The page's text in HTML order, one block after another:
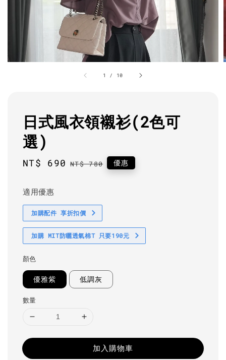
1 / 10
日式風衣領襯衫(2色可
選)
Sale
NT$ 690 Regular
NT$ 780 優惠
適用優惠
加購配件 享折扣價
加購 MIT防曬透氣棉T 只要190元
顏色
優雅紫 低調灰
數量
加入購物車